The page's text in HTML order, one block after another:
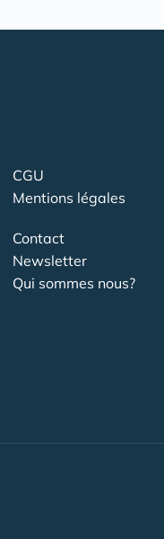
CGU
Mentions légales
Contact
Newsletter
Qui sommes nous?